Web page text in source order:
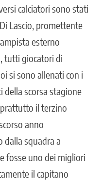
calciatori sono stati
Lascio, promettente
esterno
tutti giocatori di
si sono allenati con i
scorsa stagione
il terzino
anno
squadra a
fosse uno dei migliori
il capitano